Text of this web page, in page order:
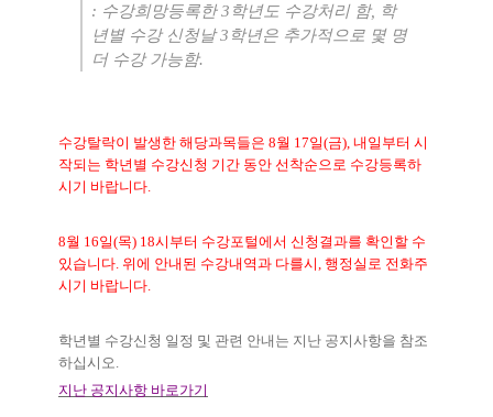
: 수강희망등록한3 학년도 수강처리 함,
학
년별 수강 신청날3 학년은 추가적으로 몇 명
더 수강 가능함.
수강탈락이 발생한 해당과목들은 8월 17일(금), 내일부터 시
작되는 학년별 수강신청 기간 동안 선착순으로 수강등록하
시기 바랍니다
8월 16일(목) 18시부터 수강포털에서 신청결과를 확인할 수
있습니다 위에 안내된 수강내역과 다를시 행정실로 전화주
시기 바랍니다
학년별 수강신청 일정 및 관련 안내는 지난 공지사항을 참조
하십시오
지난 공지사항 바로가기